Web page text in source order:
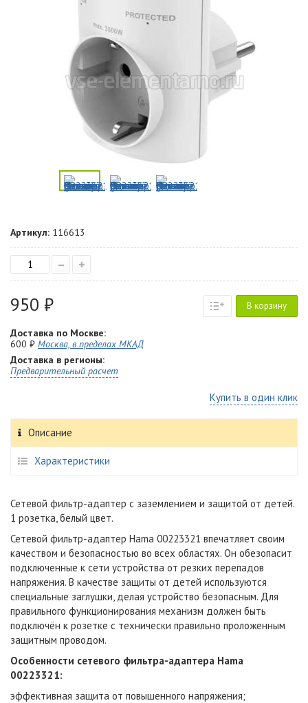
Артикул: 116613
– +
950 ₽ В корзину
Доставка по Москве:
600 ₽ Москва, в пределах МКАД
Доставка в регионы:
Предварительный расчет
Купить в один клик
Описание
Характеристики
Сетевой фильтр-адаптер с заземлением и защитой от детей.
1 розетка, белый цвет.
Сетевой фильтр-адаптер Hama 00223321 впечатляет своим
качеством и безопасностью во всех областях. Он обезопасит
подключенные к сети устройства от резких перепадов
напряжения. В качестве защиты от детей используются
специальные заглушки, делая устройство безопасным. Для
правильного функционирования механизм должен быть
подключён к розетке с технически правильно проложенным
защитным проводом.
Особенности сетевого фильтра-адаптера Hama
00223321:
эффективная защита от повышенного напряжения;